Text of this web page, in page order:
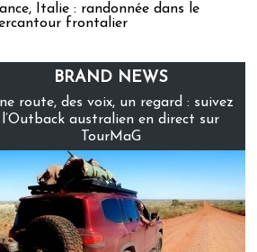
Italie : randonnée dans le
frontalier
BRAND NEWS
route, des voix, un regard : suivez
l’Outback australien en direct sur
TourMaG